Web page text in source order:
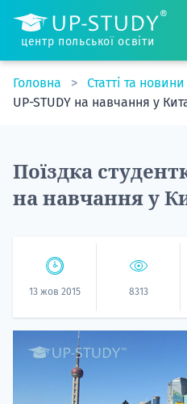
центр польської освіти
Головна Статті та новини
UP-STUDY на навчання у
Поїздка
на навчання у
13 жов 2015 8313